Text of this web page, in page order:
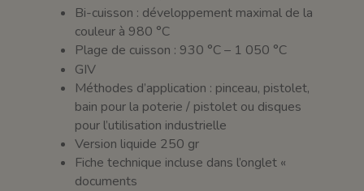
Bi-cuisson : développement maximal de la
couleur à 980 °C
Plage de cuisson : 930 °C – 1 050 °C
GIV
Méthodes d’application : pinceau, pistolet,
bain pour la poterie / pistolet ou disques
pour l’utilisation industrielle
Version liquide 250 gr
Fiche technique incluse dans l’onglet «
documents